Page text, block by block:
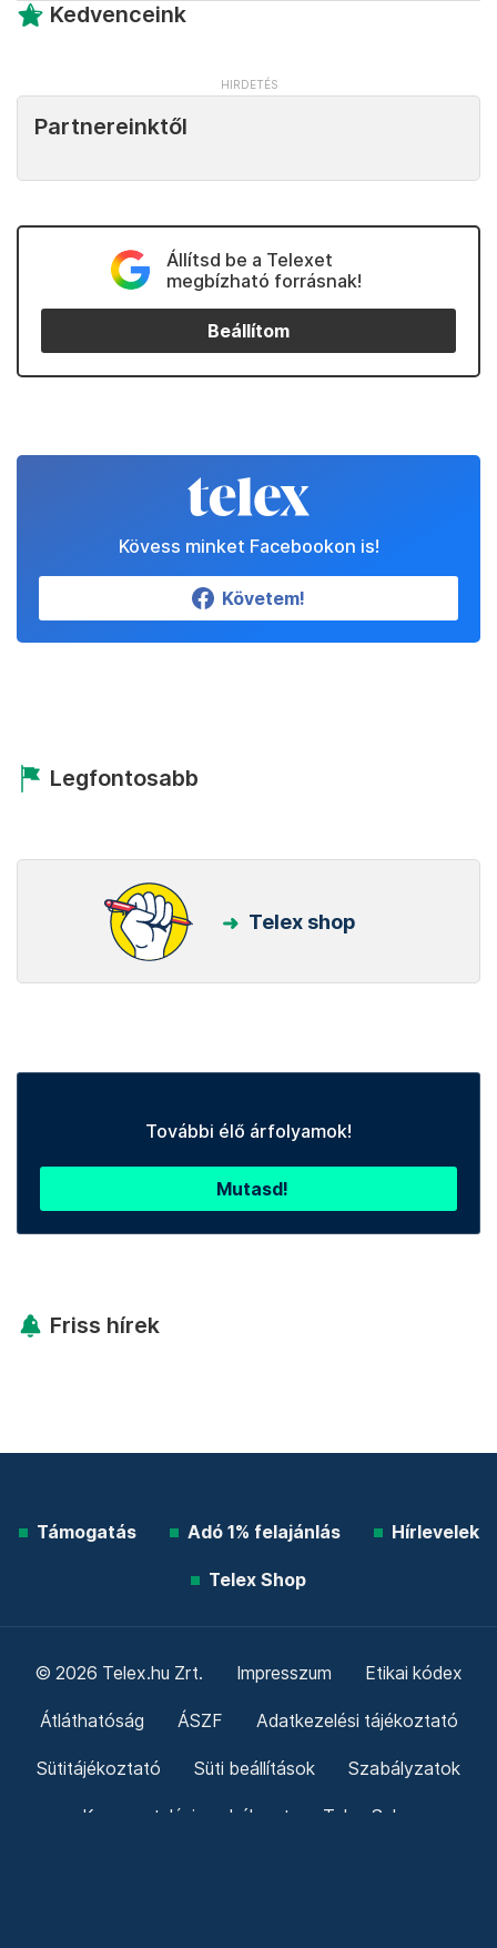
Kedvenceink
Partnereinktől
Állítsd be a Telexet
megbízható forrásnak!
Beállítom
Kövess minket Facebookon is!
Követem!
Legfontosabb
Telex shop
További élő árfolyamok!
Mutasd!
Friss hírek
Támogatás Adó 1% felajánlás Hírlevelek
Telex Shop
© 2026 Telex.hu Zrt. Impresszum Etikai kódex
Átláthatóság ÁSZF Adatkezelési tájékoztató
Sütitájékoztató Süti beállítások Szabályzatok
Kommentelési szabályzat Telex Sales